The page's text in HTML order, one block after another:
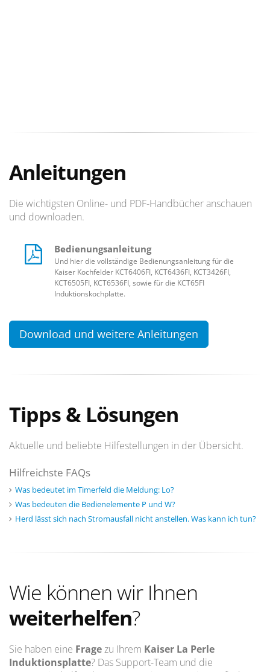
Anleitungen
Die wichtigsten Online- und PDF-Handbücher anschauen
und downloaden.
Bedienungsanleitung
Und hier die vollständige Bedienungsanleitung für die
Kaiser Kochfelder KCT6406FI, KCT6436FI, KCT3426FI,
KCT6505FI, KCT6536FI, sowie für die KCT65FI
Induktionskochplatte.
Download und weitere Anleitungen
Tipps & Lösungen
Aktuelle und beliebte Hilfestellungen in der Übersicht.
Hilfreichste FAQs
Was bedeutet im Timerfeld die Meldung: Lo?
Was bedeuten die Bedienelemente P und W?
Herd lässt sich nach Stromausfall nicht anstellen. Was kann ich tun?
Wie können wir Ihnen
weiterhelfen?
Sie haben eine Fragezu Ihrem Kaiser La Perle
Induktionsplatte? Das Support-Team und die